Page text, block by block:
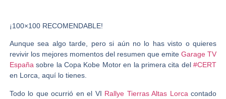
¡100×100 RECOMENDABLE!
Aunque sea algo tarde, pero si aún no lo has visto o quieres
revivir los mejores momentos del resumen que emiteGarage TV
Españasobre la Copa Kobe Motor en la primera cita del#CERT
en Lorca, aquí lo tienes.
Todo lo que ocurrió en el VI Rallye Tierras Altas Lorca contado